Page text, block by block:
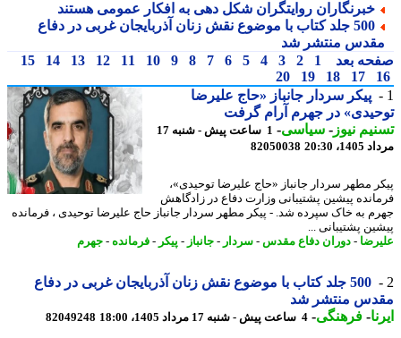
خبرنگاران روایتگران شکل دهی به افکار عمومی هستند
500 جلد کتاب با موضوع نقش زنان آذربایجان غربی در دفاع
منتشر شد
بعد
1
2
3
4
5
6
7
8
9
10
11
12
13
14
15
17
18
19
20
پیکر سردار جانباز «حاج علیرضا
در جهرم آرام گرفت
نیوز-سیاسی-
1 ساعت پیش - شنبه 17
20:30
82050038
مطهر سردار جانباز «حاج علیرضا توحیدی»،
پیشین پشتیبانی وزارت دفاع در زادگاهش
به خاک سپرده شد. - پیکر مطهر سردار جانباز حاج علیرضا توحیدی ، فرمانده
پشتیبانی ...
-دوران دفاع مقدس-سردار-جانباز-پیکر -فرمانده-جهرم
500 جلد کتاب با موضوع نقش زنان آذربایجان غربی در دفاع
منتشر شد
-فرهنگی-4 ساعت پیش - شنبه 17 مرداد 1405، 18:00 82049248